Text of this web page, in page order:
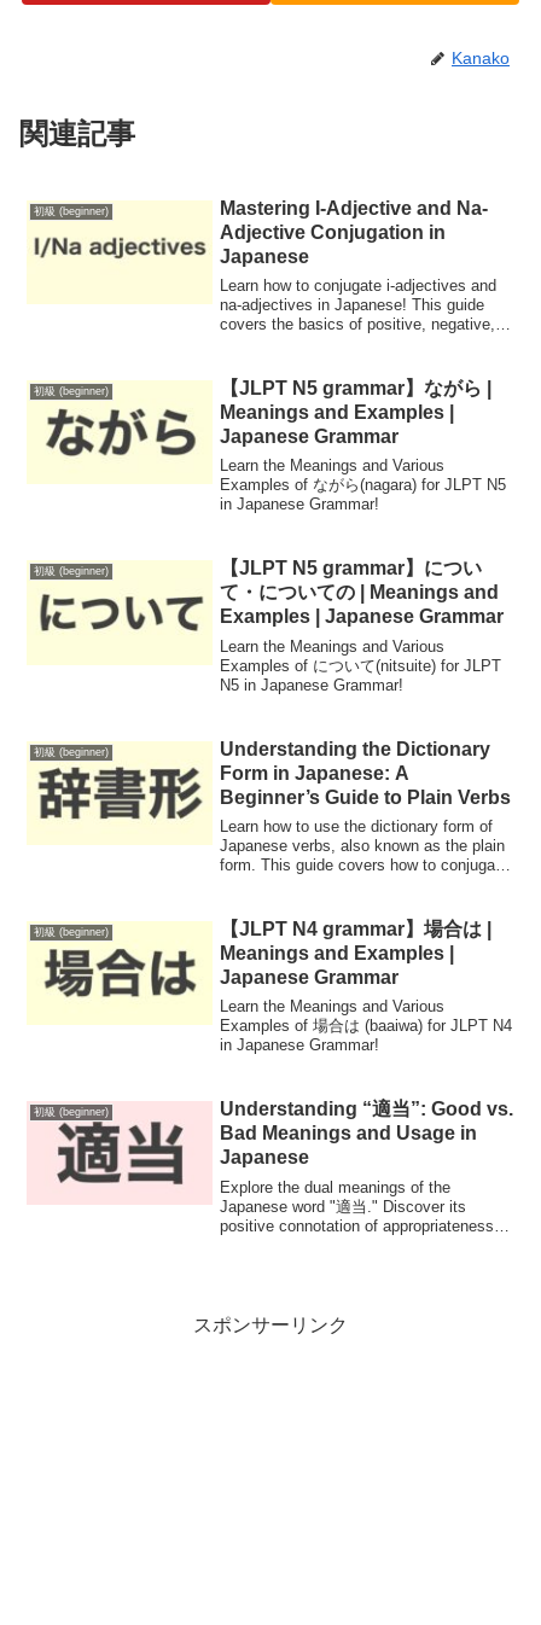
Kanako
関連記事
初級 (beginner)
Mastering I-Adjective and Na-
Adjective Conjugation in
Japanese
Learn how to conjugate i-adjectives and
na-adjectives in Japanese! This guide
covers the basics of positive, negative,
conversations.
初級 (beginner)
【JLPT N5 grammar】ながら |
Meanings and Examples |
Japanese Grammar
Learn the Meanings and Various
Examples of ながら(nagara) for JLPT N5
in Japanese Grammar!
初級 (beginner)
【JLPT N5 grammar】につい
て・についての | Meanings and
Examples | Japanese Grammar
Learn the Meanings and Various
Examples of について(nitsuite) for JLPT
N5 in Japanese Grammar!
初級 (beginner)
Understanding the Dictionary
Form in Japanese: A
Beginner’s Guide to Plain Verbs
Learn how to use the dictionary form of
Japanese verbs, also known as the plain
form. This guide covers how to conjugate
初級 (beginner)
【JLPT N4 grammar】場合は |
Meanings and Examples |
Japanese Grammar
Learn the Meanings and Various
Examples of 場合は (baaiwa) for JLPT N4
in Japanese Grammar!
初級 (beginner)
Understanding “適当”: Good vs.
Bad Meanings and Usage in
Japanese
Explore the dual meanings of the
Japanese word "適当." Discover its
positive connotation of appropriateness
nuances of this commonly used term.
スポンサーリンク